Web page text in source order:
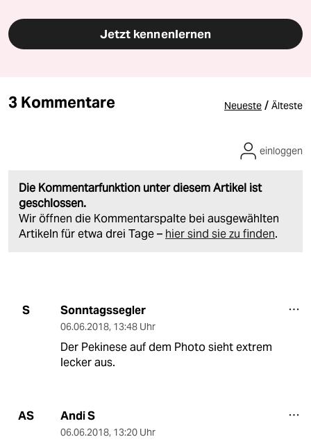
Jetzt kennenlernen
3 Kommentare Neueste / Älteste
Die Kommentarfunktion unter diesem Artikel ist
geschlossen.
Wir öffnen die Kommentarspalte bei ausgewählten
Artikeln für etwa drei Tage – hier sind sie zu finden.
einloggen
S Sonntagssegler
06.06.2018, 13:48 Uhr
Der Pekinese auf dem Photo sieht extrem
lecker aus.
AS Andi S
06.06.2018, 13:20 Uhr